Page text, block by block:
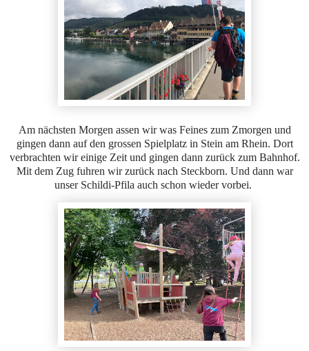
Am nächsten Morgen assen wir was Feines zum Zmorgen und
gingen dann auf den grossen Spielplatz in Stein am Rhein. Dort
verbrachten wir einige Zeit und gingen dann zurück zum Bahnhof.
Mit dem Zug fuhren wir zurück nach Steckborn. Und dann war
unser Schildi-Pfila auch schon wieder vorbei.